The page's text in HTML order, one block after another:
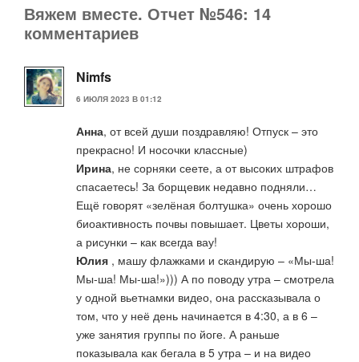
Вяжем вместе. Отчет №546: 14
комментариев
Nimfs
6 ИЮЛЯ 2023 В 01:12
Анна, от всей души поздравляю! Отпуск – это
прекрасно! И носочки классные)
Ирина, не сорняки сеете, а от высоких штрафов
спасаетесь! За борщевик недавно подняли…
Ещё говорят «зелёная болтушка» очень хорошо
биоактивность почвы повышает. Цветы хороши,
а рисунки – как всегда вау!
Юлия , машу флажками и скандирую – «Мы-ша!
Мы-ша! Мы-ша!»))) А по поводу утра – смотрела
у одной вьетнамки видео, она рассказывала о
том, что у неё день начинается в 4:30, а в 6 –
уже занятия группы по йоге. А раньше
показывала как бегала в 5 утра – и на видео